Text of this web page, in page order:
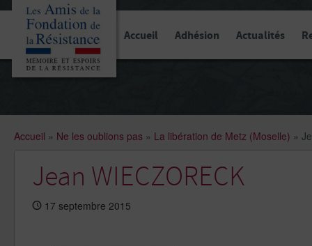
Accueil Adhésion Actualités
Accueil » Ne les oublions pas » La libération de Metz (Moselle) »
Jean WIECZORECK
17 septembre 2015
Panneau de gestion des cookies